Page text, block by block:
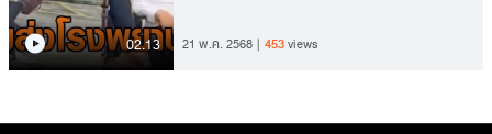
02.13 21 พ.ค. 2568 453views